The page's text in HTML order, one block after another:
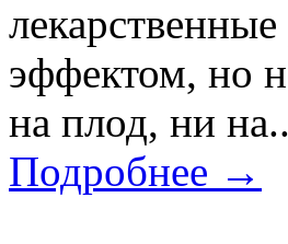
эффектом, но
на плод, ни
Подробнее →